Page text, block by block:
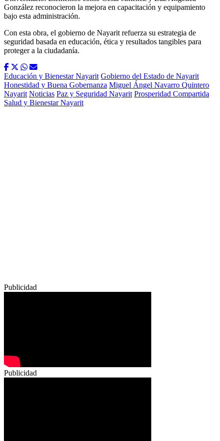
González reconocieron la mejora en capacitación y equipamiento
bajo esta administración.
Con esta obra, el gobierno de Nayarit refuerza su estrategia de
seguridad basada en educación, ética y resultados tangibles para
proteger a la ciudadanía.
Educación y Bienestar Nayarit Gobierno del Estado de Nayarit
Honestidad y Buena Gobernanza Miguel Ángel Navarro Quintero
Nayarit Noticias Paz y Seguridad Nayarit Prosperidad Compartida
Salud y Bienestar Nayarit
Publicidad
Publicidad